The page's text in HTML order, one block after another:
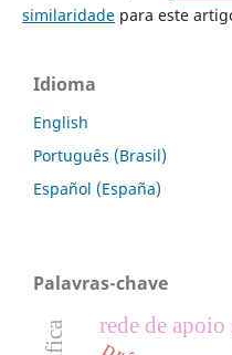
similaridadepara este
Idioma
English
Português (Brasil)
Español (España)
Palavras-chave
rede de apoio